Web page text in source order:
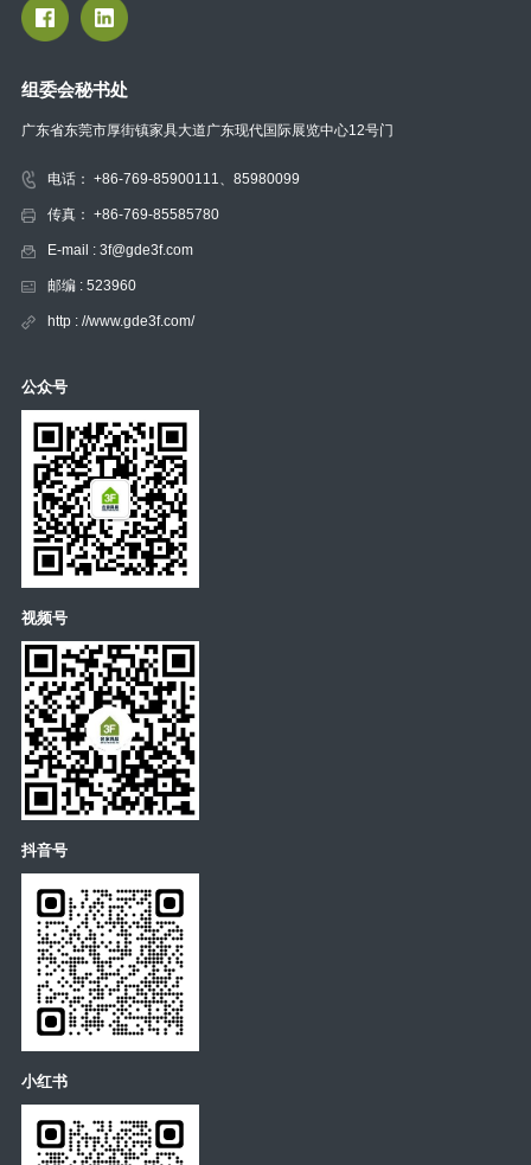
组委会秘书处
广东省东莞市厚街镇家具大道广东现代国际展览中心12号门
电话： +86-769-85900111、85980099
传真： +86-769-85585780
E-mail : 3f@gde3f.com
邮编 : 523960
http : //www.gde3f.com/
公众号
视频号
抖音号
小红书